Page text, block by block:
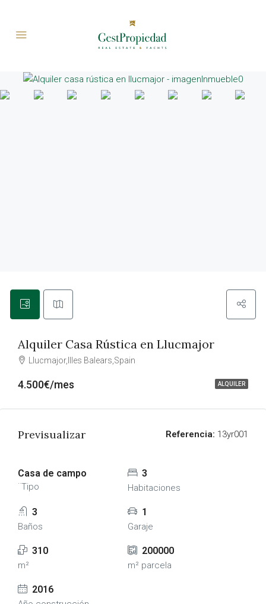
ALQUILER
Alquiler Casa Rústica en Llucmajor
Llucmajor,Illes Balears,Spain
4.500€/mes
Previsualizar Referencia: 13yr001
Casa de campo
¨Tipo
3
Habitaciones
3
Baños
1
Garaje
310
m²
200000
m² parcela
2016